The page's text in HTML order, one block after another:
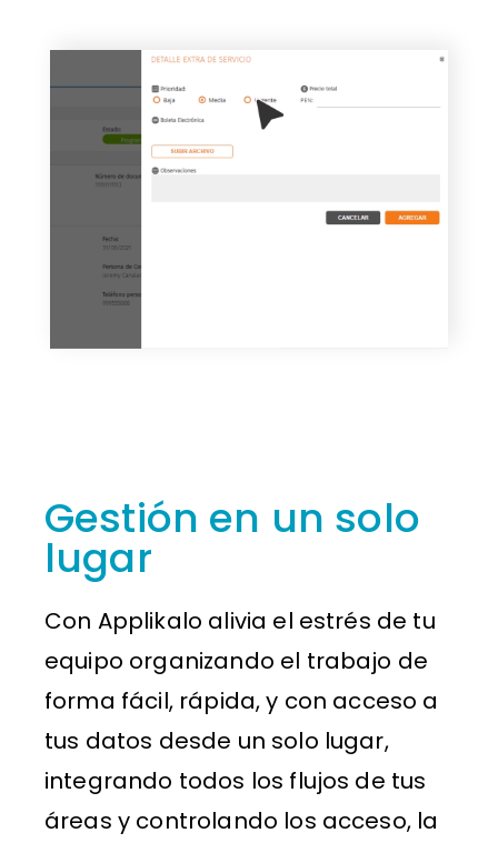
Gestión en un solo
lugar
Con Applikalo alivia el estrés de tu
equipo organizando el trabajo de
forma fácil, rápida, y con acceso a
tus datos desde un solo lugar,
integrando todos los flujos de tus
áreas y controlando los acceso, la